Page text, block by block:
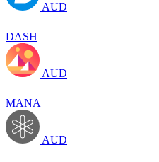
AUD
DASH
AUD
MANA
AUD